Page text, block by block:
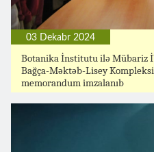
03 Dekabr 2024
Botanika İnstitutu ilə Mübariz
Bağça-Məktəb-Lisey Kompleksi
memorandum imzalanıb